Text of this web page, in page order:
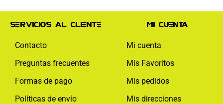
Servicios al cliente
Contacto
Preguntas frecuentes
Formas de pago
Políticas de envío
Mi cuenta
Mi cuenta
Mis Favoritos
Mis pedidos
Mis direcciones